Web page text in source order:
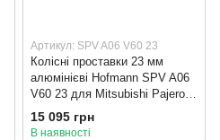
Артикул: SPV A06 V60 23
Колісні проставки 23 мм
алюмінієві Hofmann SPV A06
V60 23 для Mitsubishi Pajero
Sport 2, 3, L200, Wagon
15 095 грн
В наявності